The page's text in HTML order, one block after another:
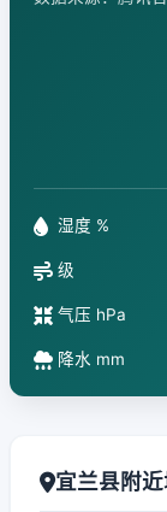
湿度 %
级
气压 hPa
降水 mm
宜兰县附